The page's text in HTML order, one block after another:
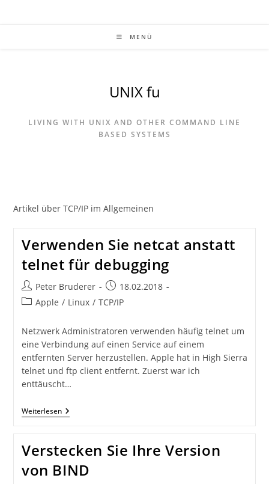
MENÜ
UNIX fu
LIVING WITH UNIX AND OTHER COMMAND LINE
BASED SYSTEMS
Artikel über TCP/IP im Allgemeinen
Verwenden Sie netcat anstatt
telnet für debugging
Beitrags-
Autor:
Peter Bruderer
Beitrag
veröffentlicht:
18.02.2018
Beitrags-
Apple / Linux / TCP/IP
Netzwerk Administratoren verwenden häufig telnet um
eine Verbindung auf einen Service auf einem
entfernten Server herzustellen. Apple hat in High Sierra
telnet und ftp client entfernt. Zuerst war ich
enttäuscht…
WeiterlesenVerwenden
Sie
Telnet
Für
Debugging
Verstecken Sie Ihre Version
von BIND